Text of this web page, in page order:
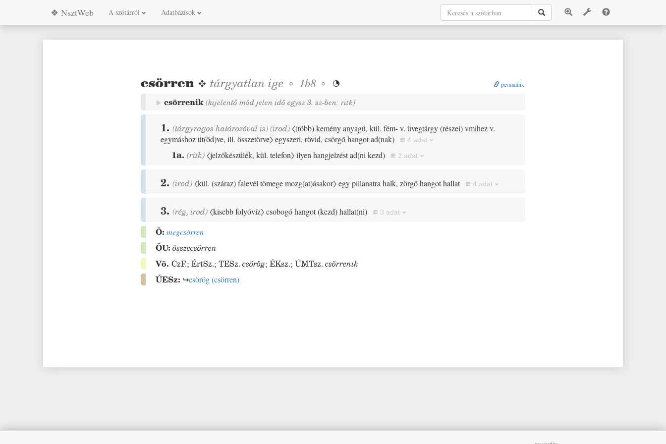
❖ NsztWeb A szótárról Adatbázisok
csörren ❖tárgyatlan ige ◦ 1b8 ◦  permalink
csörrenik (kijelentő mód jelen idő egysz 3. sz-ben:ritk)
1.(tárgyragos határozóval is)(irod) 〈(több)kemény anyagú, kül. fém- v. üvegtárgy(részei)vmihez v.
egymáshoz üt(őd)ve, ill. összetörve〉egyszeri, rövid, csörgő hangot ad(nak) 4 adat
1a.(ritk) 〈jelzőkészülék, kül. telefon〉ilyen hangjelzést ad(ni kezd) 2 adat
2.(irod) 〈kül.(száraz)falevél tömege mozg(at)ásakor〉egy pillanatra halk, zörgő hangot hallat 4 adat
3.(rég,irod) 〈kisebb folyóvíz〉csobogó hangot(kezd)hallat(ni) 3 adat
Ö: megcsörren
ÖU: összecsörren
Vö.CzF.;ÉrtSz.;TESz. csörög;ÉKsz.;ÚMTsz. csörrenik
ÚESz: ↪csörög(csörren)